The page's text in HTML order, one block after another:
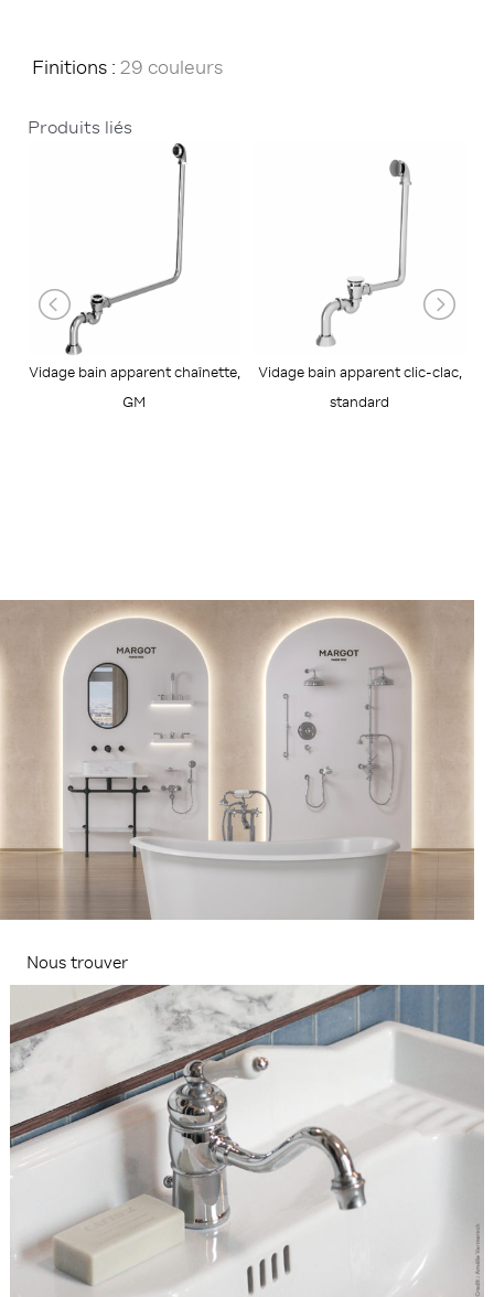
Finitions : 29 couleurs
Produits liés
Vidage bain apparent chaînette,
GM
Vidage bain apparent clic-clac,
standard
Nous trouver